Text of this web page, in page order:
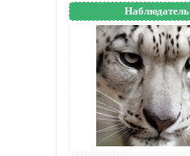
Наблюдатель